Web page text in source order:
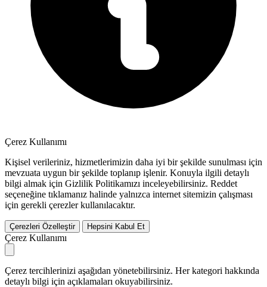
Çerez Kullanımı
Kişisel verileriniz, hizmetlerimizin daha iyi bir şekilde sunulması için
mevzuata uygun bir şekilde toplanıp işlenir. Konuyla ilgili detaylı
bilgi almak için Gizlilik Politikamızı inceleyebilirsiniz. Reddet
seçeneğine tıklamanız halinde yalnızca internet sitemizin çalışması
için gerekli çerezler kullanılacaktır.
Çerezleri Özelleştir Hepsini Kabul Et
Çerez Kullanımı
Çerez tercihlerinizi aşağıdan yönetebilirsiniz. Her kategori hakkında
detaylı bilgi için açıklamaları okuyabilirsiniz.